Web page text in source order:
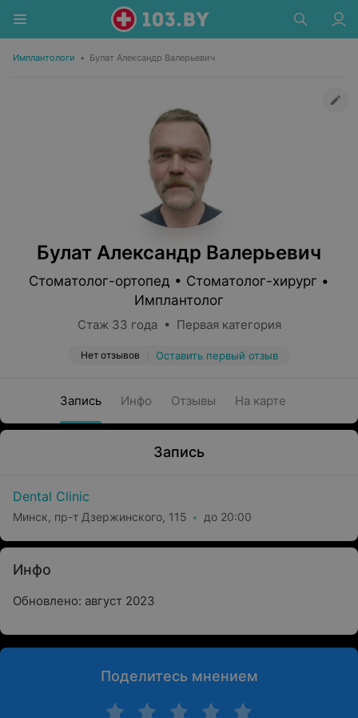
Имплантологи • Булат Александр Валерьевич
Булат Александр Валерьевич
Стоматолог-ортопед • Стоматолог-хирург •
Имплантолог
Стаж 33 года • Первая категория
Нет отзывов Оставить первый отзыв
Запись Инфо Отзывы На карте
Запись
Dental Clinic
Минск, пр-т Дзержинского, 115 до 20:00
Инфо
Обновлено: август 2023
Поделитесь мнением